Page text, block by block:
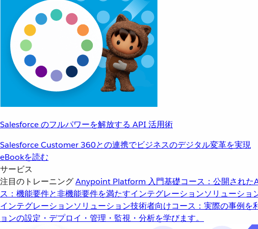
Salesforce のフルパワーを解放する API 活用術
Salesforce Customer 360との連携でビジネスのデジタル変革を実現
eBookを読む
サービス
注目のトレーニングAnypoint Platform 入門基礎コース：公開された
ス：機能要件と非機能要件を満たすインテグレーションソリューショ
インテグレーションソリューション技術者向けコース：実際の事例を
ョンの設定・デプロイ・管理・監視・分析を学びます。